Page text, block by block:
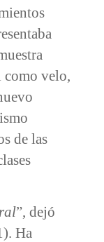
como velo,
de las
”, dejó
Ha